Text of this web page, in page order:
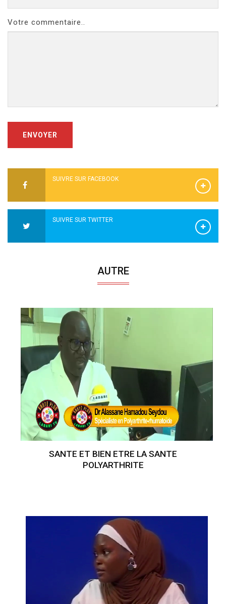
Votre commentaire..
ENVOYER
SUIVRE SUR FACEBOOK
SUIVRE SUR TWITTER
AUTRE
SANTE ET BIEN ETRE LA SANTE
POLYARTHRITE